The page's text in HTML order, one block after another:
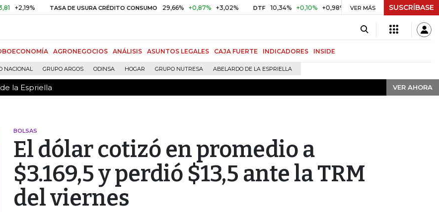
TASA DE USURA CRÉDITO CONSUMO 29,66% +0,87% +3,02% DTF 10,34% +0,10% +0,98% UVR $ 416,91 +$ 0,05 +0,01%
VER MÁS SUSCRÍBASE
AGRONEGOCIOS ANÁLISIS ASUNTOS LEGALES CAJA FUERTE INDICADORES INSIDE
NACIONAL GRUPO ARGOS ODINSA HOGAR GRUPO NUTRESA ABELARDO DE LA ESPRIELLA
la Espriella VER AHORA
la Espriella VER AHORA
BOLSAS
El dólar cotizó en promedio a
$3.169,5 y perdió $13,5 ante la TRM
del viernes